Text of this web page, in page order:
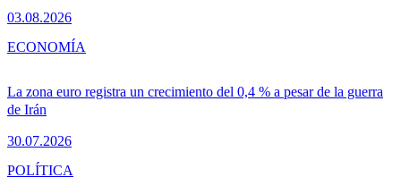
03.08.2026
La zona euro registra un crecimiento del 0,4 % a pesar de la guerra
de Irán
30.07.2026
ECONOMÍA
POLÍTICA